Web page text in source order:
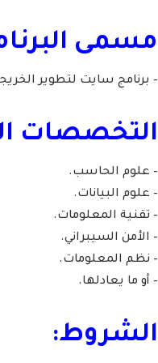
مسمى
– برنامج سايت لتطوير
التخصصات
– علوم الحاسب.
– علوم البيانات.
– تقنية المعلومات.
– الأمن السيبراني.
– نظم المعلومات.
– أو ما يعادلها.
الشروط: